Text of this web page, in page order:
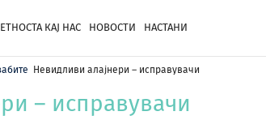
КАЈ НАС НОВОСТИ НАСТАНИ
Невидливи алајнери – исправувачи
– исправувачи